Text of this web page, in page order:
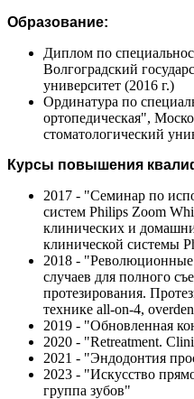
Образование:
Диплом по
Волгоградский
университет (2016 г.)
Ординатура по
ортопедическая",
стоматологический
Курсы повышения
2017 - "Семинар по
систем Philips Zoom
клинических и
клинической системы
2018 -
случаев для полного
протезирования.
технике all-on-4,
2019 - "Обновленная
2020 - "Retreatment.
2021 - "Эндодонтия
2023 - "Искусство
группа зубов"